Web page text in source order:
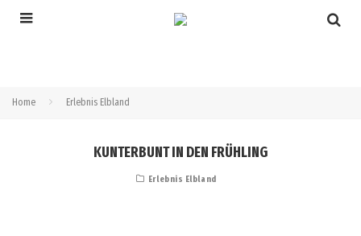
Home Erlebnis Elbland
KUNTERBUNT IN DEN FRÜHLING
Erlebnis Elbland